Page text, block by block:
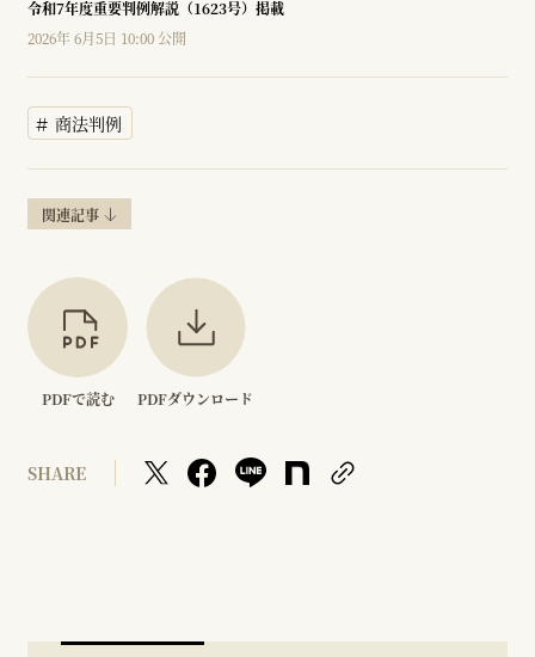
令和7年度重要判例解説（1623号）掲載
2026年 6月5日 10:00 公開
商法判例
関連記事
PDFで読む PDFダウンロード
SHARE